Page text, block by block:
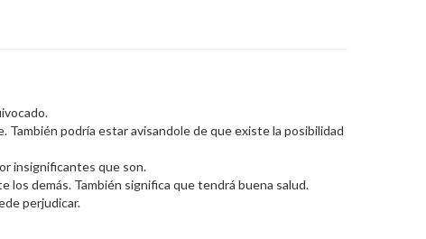
podría estar avisandole de que existe la posibilidad
insignificantes que son.
los demás. También significa que tendrá buena salud.
perjudicar.